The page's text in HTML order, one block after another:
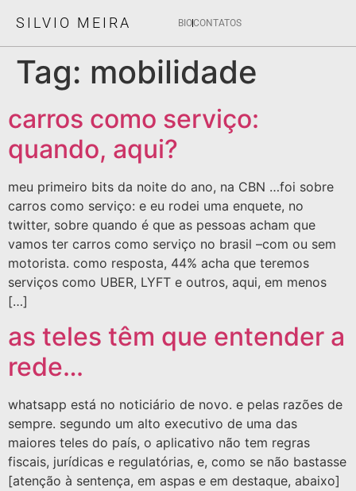
SILVIO MEIRA BIOCONTATOS
Tag: mobilidade
carros como serviço:
quando, aqui?
meu primeiro bits da noite do ano, na CBN …foi sobre
carros como serviço: e eu rodei uma enquete, no
twitter, sobre quando é que as pessoas acham que
vamos ter carros como serviço no brasil –com ou sem
motorista. como resposta, 44% acha que teremos
serviços como UBER, LYFT e outros, aqui, em menos
[…]
as teles têm que entender a
rede…
whatsapp está no noticiário de novo. e pelas razões de
sempre. segundo um alto executivo de uma das
maiores teles do país, o aplicativo não tem regras
fiscais, jurídicas e regulatórias, e, como se não bastasse
[atenção à sentença, em aspas e em destaque, abaixo]